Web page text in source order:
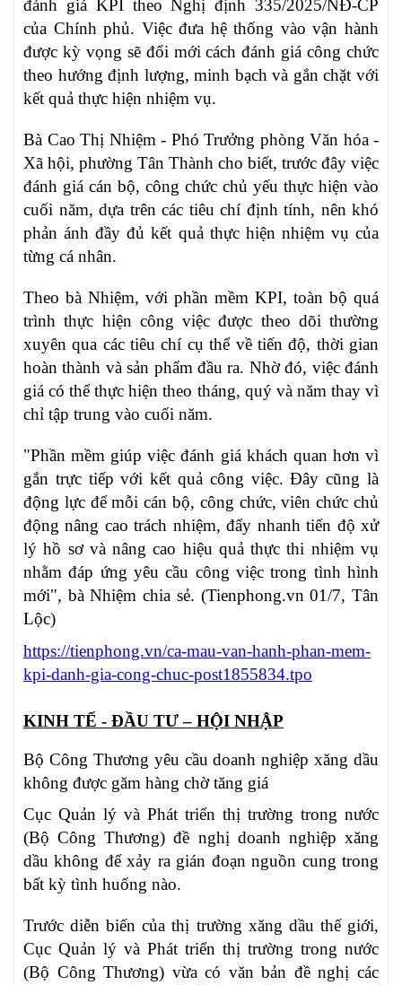
đánh giá KPI theo Nghị định 335/2025/NĐ-CP
của Chính phủ. Việc đưa hệ thống vào vận hành
được kỳ vọng sẽ đổi mới cách đánh giá công chức
theo hướng định lượng, minh bạch và gắn chặt với
kết quả thực hiện nhiệm vụ.
Bà Cao Thị Nhiệm - Phó Trưởng phòng Văn hóa -
Xã hội, phường Tân Thành cho biết, trước đây việc
đánh giá cán bộ, công chức chủ yếu thực hiện vào
cuối năm, dựa trên các tiêu chí định tính, nên khó
phản ánh đầy đủ kết quả thực hiện nhiệm vụ của
từng cá nhân.
Theo bà Nhiệm, với phần mềm KPI, toàn bộ quá
trình thực hiện công việc được theo dõi thường
xuyên qua các tiêu chí cụ thể về tiến độ, thời gian
hoàn thành và sản phẩm đầu ra. Nhờ đó, việc đánh
giá có thể thực hiện theo tháng, quý và năm thay vì
chỉ tập trung vào cuối năm.
"Phần mềm giúp việc đánh giá khách quan hơn vì
gắn trực tiếp với kết quả công việc. Đây cũng là
động lực để mỗi cán bộ, công chức, viên chức chủ
động nâng cao trách nhiệm, đẩy nhanh tiến độ xử
lý hồ sơ và nâng cao hiệu quả thực thi nhiệm vụ
nhằm đáp ứng yêu cầu công việc trong tình hình
mới", bà Nhiệm chia sẻ. (Tienphong.vn 01/7, Tân
Lộc)
https://tienphong.vn/ca-mau-van-hanh-phan-mem-
kpi-danh-gia-cong-chuc-post1855834.tpo
KINH TẾ - ĐẦU TƯ – HỘI NHẬP
Bộ Công Thương yêu cầu doanh nghiệp xăng dầu
không được găm hàng chờ tăng giá
Cục Quản lý và Phát triển thị trường trong nước
(Bộ Công Thương) đề nghị doanh nghiệp xăng
dầu không để xảy ra gián đoạn nguồn cung trong
bất kỳ tình huống nào.
Trước diễn biến của thị trường xăng dầu thế giới,
Cục Quản lý và Phát triển thị trường trong nước
(Bộ Công Thương) vừa có văn bản đề nghị các